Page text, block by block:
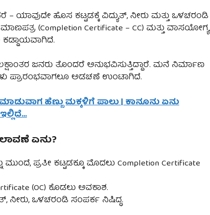
ಯಾವುದೇ ಹೊಸ ಕಟ್ಟಡಕ್ಕೆ ವಿದ್ಯುತ್, ನೀರು ಮತ್ತು ಒಳಚರಂಡಿ
(Completion Certificate – CC) ಮತ್ತು ವಾಸಯೋಗ್ಯ
ಕಡ್ಡಾಯವಾಗಿದೆ.
ಜನರು ತೊಂದರೆ ಅನುಭವಿಸುತ್ತಿದ್ದಾರೆ. ಮನೆ ನಿರ್ಮಾಣ
ಪ್ರಾರಂಭವಾಗಲೂ ಅಡಚಣೆ ಉಂಟಾಗಿದೆ.
ಮಾಡುವಾಗ ಹೆಣ್ಣು ಮಕ್ಕಳಿಗೆ ಪಾಲು | ಕಾನೂನು ಏನು
ಏನು?
ಪ್ರತೀ ಕಟ್ಟಡಕ್ಕೂ ಮೊದಲು Completion Certificate
(OC) ಕೊಡಲು ಅವಕಾಶ.
ನೀರು, ಒಳಚರಂಡಿ ಸಂಪರ್ಕ ನಿಷಿದ್ಧ.